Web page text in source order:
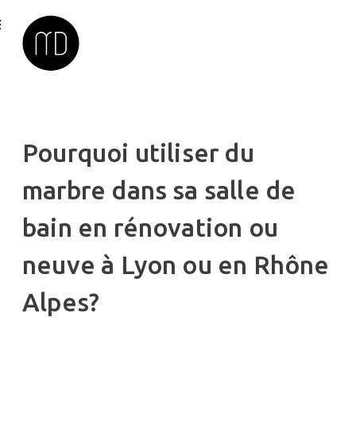
Pourquoi utiliser du
marbre dans sa salle de
bain en rénovation ou
neuve à Lyon ou en Rhône
Alpes?